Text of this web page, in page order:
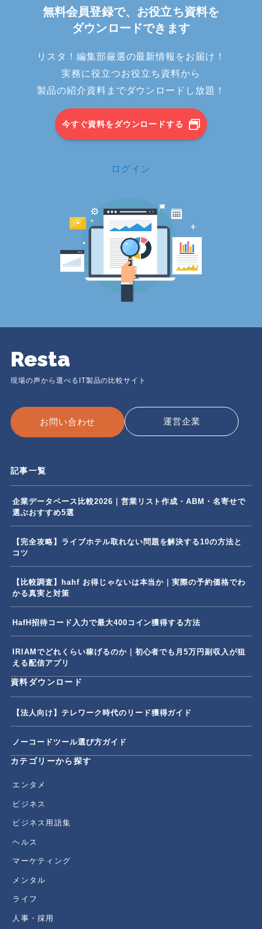
無料会員登録で、お役立ち資料を
ダウンロードできます
リスタ！編集部厳選の最新情報をお届け！
実務に役立つお役立ち資料から
製品の紹介資料までダウンロードし放題！
今すぐ資料をダウンロードする
ログイン
Resta
現場の声から選べるIT製品の比較サイト
お問い合わせ 運営企業
記事一覧
企業データベース比較2026｜営業リスト作成・ABM・名寄せで
選ぶおすすめ5選
【完全攻略】ライブホテル取れない問題を解決する10の方法と
コツ
【比較調査】hahf お得じゃないは本当か｜実際の予約価格でわ
かる真実と対策
HafH招待コード入力で最大400コイン獲得する方法
IRIAMでどれくらい稼げるのか｜初心者でも月5万円副収入が狙
える配信アプリ
資料ダウンロード
【法人向け】テレワーク時代のリード獲得ガイド
ノーコードツール選び方ガイド
カテゴリーから探す
エンタメ
ビジネス
ビジネス用語集
ヘルス
マーケティング
メンタル
ライフ
人事・採用